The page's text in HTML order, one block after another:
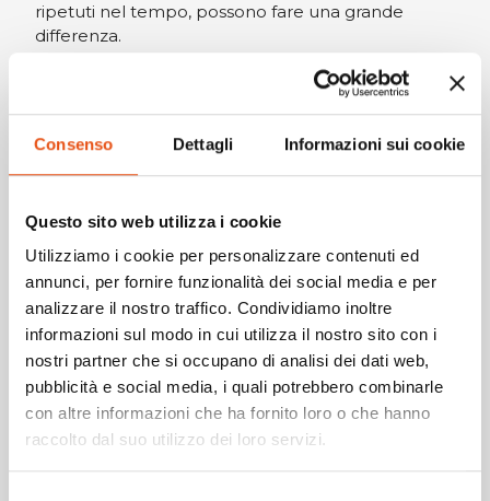
Consenso Dettagli Informazioni sui cookie
Questo sito web utilizza i cookie
Utilizziamo i cookie per personalizzare contenuti ed
annunci, per fornire funzionalità dei social media e per
analizzare il nostro traffico. Condividiamo inoltre
informazioni sul modo in cui utilizza il nostro sito con i
nostri partner che si occupano di analisi dei dati web,
pubblicità e social media, i quali potrebbero combinarle
con altre informazioni che ha fornito loro o che hanno
raccolto dal suo utilizzo dei loro servizi.
ripetuti nel tempo, possono fare una grande
differenza.
Prendersi cura - TENDA
La tenda è uno degli elementi più esposti durante
l’utilizzo outdoor. Una corretta manutenzione è
fondamentale per preservarne impermeabilità,
resistenza e funzionalità nel tempo.
Come lavare una tenda?
É consigliato il lavaggio a mano con acqua e sapone
neutro, utilizzando possibilmente una spazzola
morbida. Se proprio necessario si può fare un